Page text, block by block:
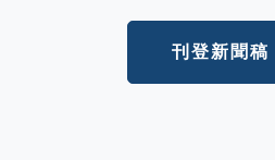
刊登新聞稿